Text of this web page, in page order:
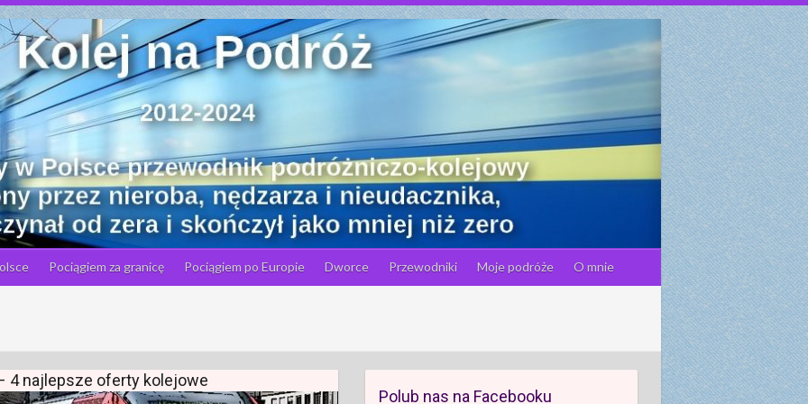
Pociągiem za granicę Pociągiem po Europie Dworce Przewodniki Moje podróże O mnie
4 najlepsze oferty kolejowe
Polub nas na Facebooku